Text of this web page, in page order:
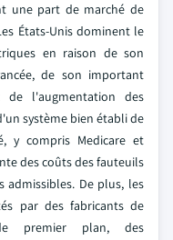
une part de marché de
États-Unis dominent le
en raison de son
de son important
l'augmentation des
système bien établi de
y compris Medicare et
des coûts des fauteuils
De plus, les
par des fabricants de
premier plan, des